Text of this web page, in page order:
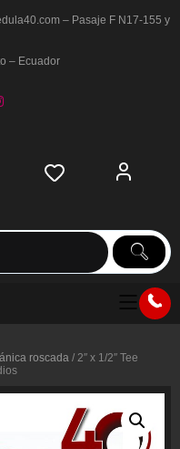
– Pasaje F N17-155 y
– Ecuador
roscada / 2″ x 1/2″ Tee